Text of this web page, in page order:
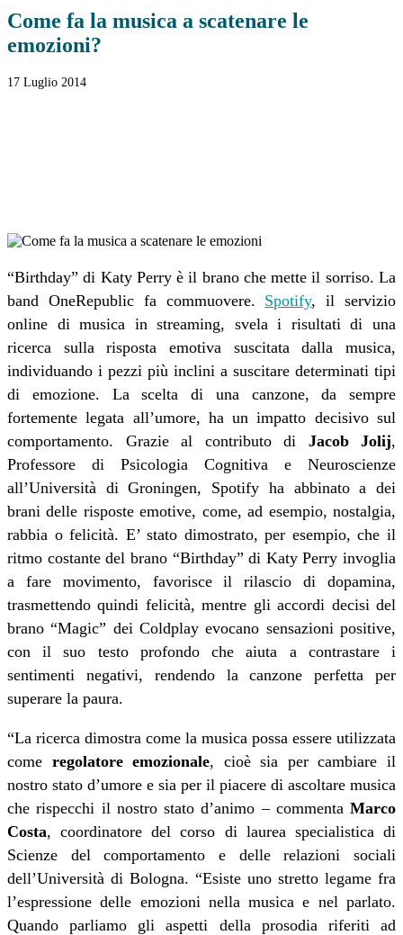
Come fa la musica a scatenare le
emozioni?
17 Luglio 2014
“Birthday” di Katy Perry è il brano che mette il sorriso. La
band OneRepublic fa commuovere. Spotify, il servizio
online di musica in streaming, svela i risultati di una
ricerca sulla risposta emotiva suscitata dalla musica,
individuando i pezzi più inclini a suscitare determinati tipi
di emozione. La scelta di una canzone, da sempre
fortemente legata all’umore, ha un impatto decisivo sul
comportamento. Grazie al contributo di Jacob Jolij,
Professore di Psicologia Cognitiva e Neuroscienze
all’Università di Groningen, Spotify ha abbinato a dei
brani delle risposte emotive, come, ad esempio, nostalgia,
rabbia o felicità. E’ stato dimostrato, per esempio, che il
ritmo costante del brano “Birthday” di Katy Perry invoglia
a fare movimento, favorisce il rilascio di dopamina,
trasmettendo quindi felicità, mentre gli accordi decisi del
brano “Magic” dei Coldplay evocano sensazioni positive,
con il suo testo profondo che aiuta a contrastare i
sentimenti negativi, rendendo la canzone perfetta per
superare la paura.
“La ricerca dimostra come la musica possa essere utilizzata
come regolatore emozionale, cioè sia per cambiare il
nostro stato d’umore e sia per il piacere di ascoltare musica
che rispecchi il nostro stato d’animo – commenta Marco
Costa, coordinatore del corso di laurea specialistica di
Scienze del comportamento e delle relazioni sociali
dell’Università di Bologna. “Esiste uno stretto legame fra
l’espressione delle emozioni nella musica e nel parlato.
Quando parliamo gli aspetti della prosodia riferiti ad